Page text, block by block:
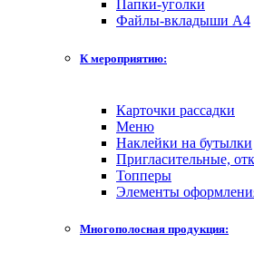
Папки-уголки
Файлы-вкладыши А4
К мероприятию:
Карточки рассадки
Меню
Наклейки на бутылки
Пригласительные,
Топперы
Элементы
Многополосная продукция: